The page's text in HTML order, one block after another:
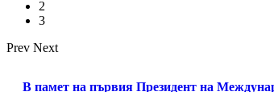
2
3
Prev Next
В памет на първия Президент на